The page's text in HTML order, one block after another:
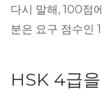
다시 말해, 100점
분은 요구 점수인
HSK 4급